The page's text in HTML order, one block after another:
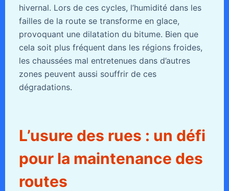
hivernal. Lors de ces cycles, l’humidité dans les
failles de la route se transforme en glace,
provoquant une dilatation du bitume. Bien que
cela soit plus fréquent dans les régions froides,
les chaussées mal entretenues dans d’autres
zones peuvent aussi souffrir de ces
dégradations.
L’usure des rues : un défi
pour la maintenance des
routes